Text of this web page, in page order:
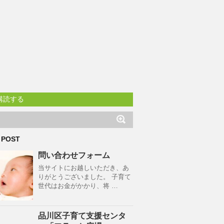
する
問い合わせフォーム
当サイトにお越しいただき、あ
りがとうございました。 子育て
世代はお金がかかり、将 …
品川区子育て支援センタ